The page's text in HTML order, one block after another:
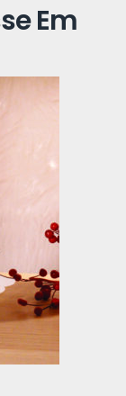
Em